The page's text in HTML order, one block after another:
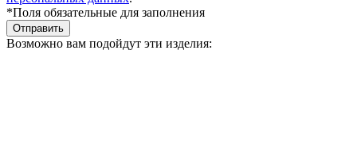
*Поля обязательные для заполнения
Отправить
Возможно вам подойдут эти изделия: